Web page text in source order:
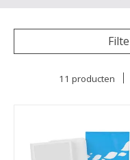
11 producten